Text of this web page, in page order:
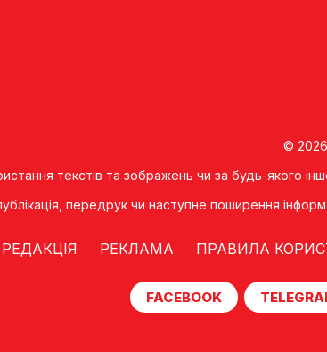
©
текстів та зображень чи за будь-якого
передрук чи наступне поширення
РЕДАКЦІЯ РЕКЛАМА ПРАВИЛА
FACEBOOK